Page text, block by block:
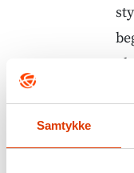
Samtykke